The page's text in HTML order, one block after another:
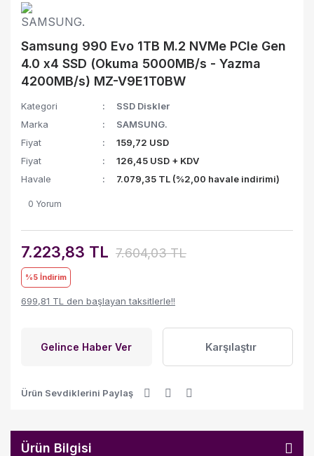
Samsung 990 Evo 1TB M.2 NVMe PCIe Gen
4.0 x4 SSD (Okuma 5000MB/s - Yazma
4200MB/s) MZ-V9E1T0BW
Kategori
SSD Diskler
Marka
SAMSUNG.
Fiyat
159,72 USD
Fiyat
126,45 USD + KDV
Havale
7.079,35 TL (%2,00 havale indirimi)
0 Yorum
7.223,83 TL 7.604,03 TL
%5 İndirim
699,81 TL den başlayan taksitlerle!!
Gelince Haber Ver Karşılaştır
Ürün Sevdiklerini Paylaş
Ürün Bilgisi